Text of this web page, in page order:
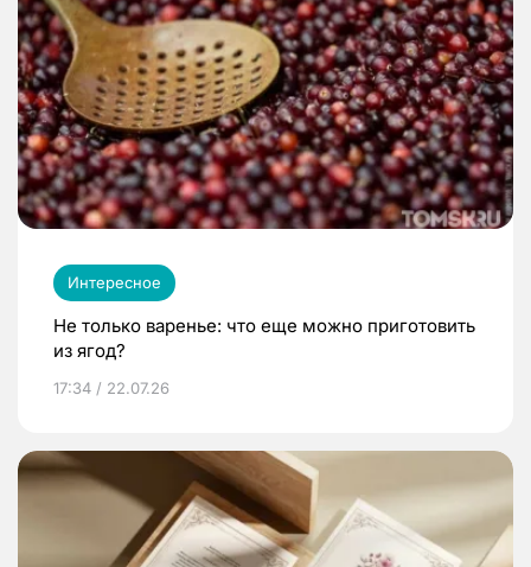
Интересное
Не только варенье: что еще можно приготовить
из ягод?
17:34 / 22.07.26